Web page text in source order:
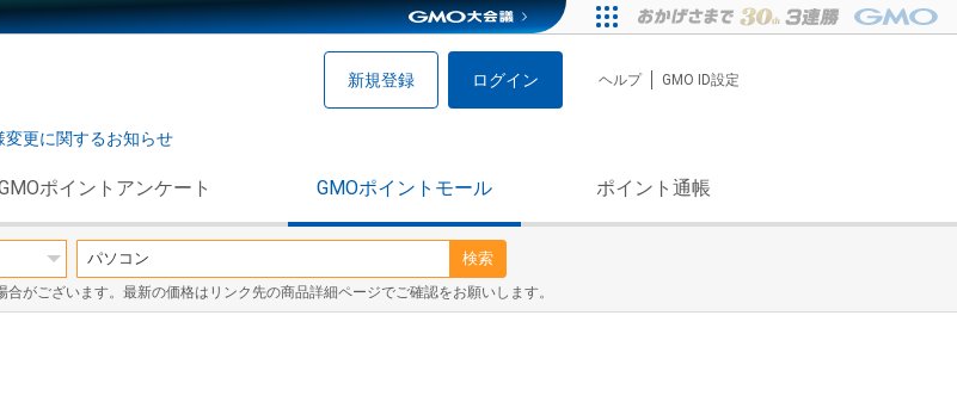
新規登録 ログイン ヘルプ GMO ID設定
変更に関するお知らせ
ポイントアンケート GMOポイントモール ポイント通帳
検索
がございます。最新の価格はリンク先の商品詳細ページでご確認をお願いします。